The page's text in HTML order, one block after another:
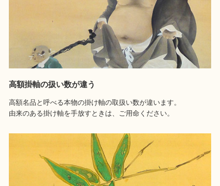
高額掛軸の扱い数が違う
高額名品と呼べる本物の掛け軸の取扱い数が違います。
由来のある掛け軸を手放すときは、ご用命ください。